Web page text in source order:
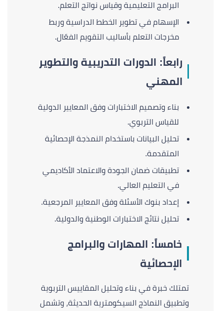
البرامج التعليمية وقياس نواتج التعلم.
الإسهام في تطوير الخطط الدراسية وربط
مخرجات التعلم بأساليب التقويم الفعّال.
رابعاً: الدورات التدريبية والتطوير
المهني
بناء وتصميم الاختبارات وفق المعايير الدولية
للقياس التربوي.
تحليل البيانات باستخدام النمذجة الإحصائية
المتقدمة.
تطبيقات ضمان الجودة والاعتماد الأكاديمي
في التعليم العالي.
إعداد بنوك الأسئلة وفق المعايير المرجعية.
تحليل نتائج الاختبارات الوطنية والدولية.
خامساً: المهارات والبرامج
الإحصائية
تمتلك خبرة في بناء وتحليل المقاييس التربوية
وتطبيق النماذج السيكومترية الحديثة، وتشمل